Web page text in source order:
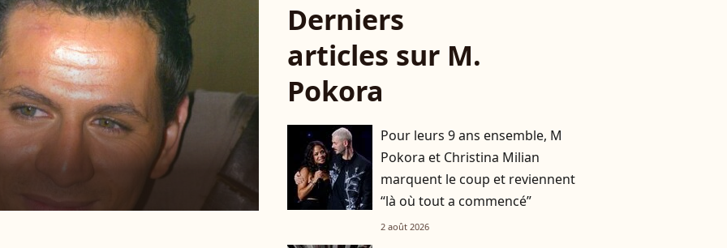
Derniers
articles sur M.
Pokora
Pour leurs 9 ans ensemble, M
Pokora et Christina Milian
marquent le coup et reviennent
“là où tout a commencé”
2 août 2026